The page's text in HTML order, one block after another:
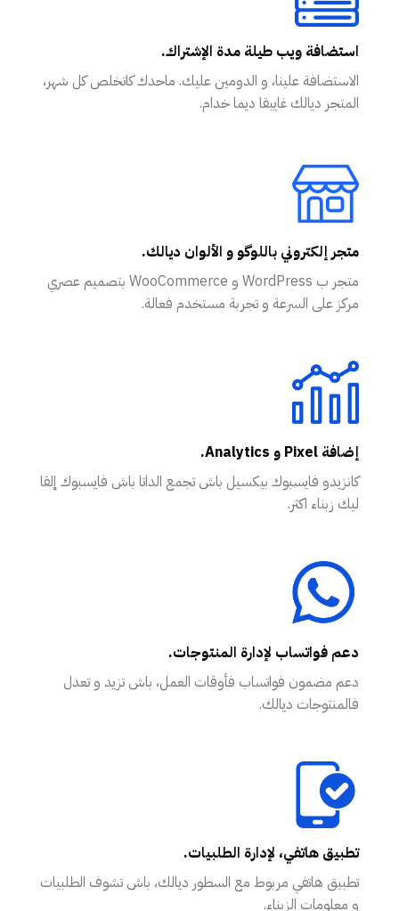
استضافة ويب طيلة مدة الإشتراك.
الاستضافة علينا، و الدومين عليك. ماحدك كاتخلص كل شهر،
المتجر ديالك غايبقا ديما خدام.
متجر إلكتروني باللوگو و الألوان ديالك.
متجر ب WordPress و WooCommerce بتصميم عصري
مركز على السرعة و تجربة مستخدم فعالة.
إضافة Pixel و Analytics.
كانزيدو فايسبوك بيكسيل باش تجمع الداتا باش فايسبوك إلقا
ليك زبناء اكثر.
دعم فواتساب لإدارة المنتوجات.
دعم مضمون فواتساب فأوقات العمل، باش تزيد و تعدل
فالمنتوجات ديالك.
تطبيق هاتفي، لإدارة الطلبيات.
تطبيق هاتفي مربوط مع السطور ديالك، باش تشوف الطلبيات
و معلومات الزبناء.